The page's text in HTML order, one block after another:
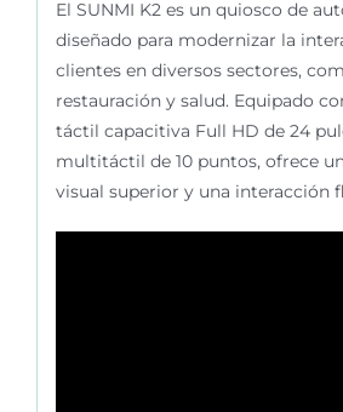
El SUNMI K2es un quiosco de
diseñado para modernizar la
clientes en diversos sectores,
restauración y salud. Equipado
táctil capacitiva Full HD de 24
multitáctil de 10 puntos, ofrece
visual superior y una interacción